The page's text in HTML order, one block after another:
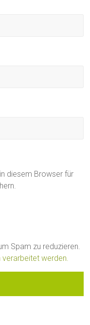
diesem Browser für
Spam zu reduzieren.
werden.